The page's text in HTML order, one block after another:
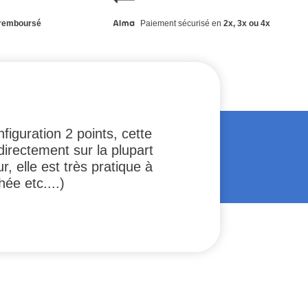
Paiement sécurisé en 2x, 3x ou 4x
2 points, cette
sur la plupart
elle est très pratique à
etc....)